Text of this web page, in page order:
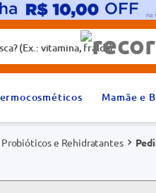
fralda)
Mamãe e
Probióticos e Rehidratantes
2º
fralda
6º
absorvente